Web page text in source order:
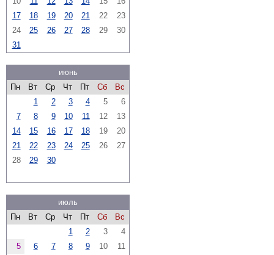
17
18 19 20 21 22
23
24
25 26 27 28 29
30
31
июнь
Пн
Вт Ср Чт Пт Сб
Вс
1
2 3 4 5
6
7
8 9 10 11 12
13
14
15 16 17 18 19
20
21
22 23 24 25 26
27
28
29 30
июль
Пн
Вт Ср Чт Пт Сб
Вс
1
2 3
4
5
6 7 8 9 10
11